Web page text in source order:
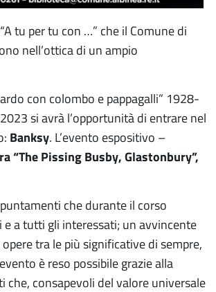
tu per tu con …” che il Comune di
nell’ottica di un ampio
con colombo e pappagalli” 1928-
2023 si avrà l’opportunità di entrare nel
Banksy. L’evento espositivo –
“The Pissing Busby, Glastonbury”,
che durante il corso
e a tutti gli interessati; un avvincente
tra le più significative di sempre,
è reso possibile grazie alla
consapevoli del valore universale